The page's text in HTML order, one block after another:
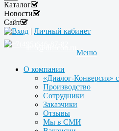
Каталог
Новости
Сайт
Вход | Личный кабинет
Меню
О компании
«Диалог-Конверсия»
Производство
Сотрудники
Заказчики
Отзывы
Мы в СМИ